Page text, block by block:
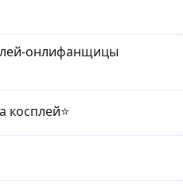
онлифанщицы
косплей⭐️